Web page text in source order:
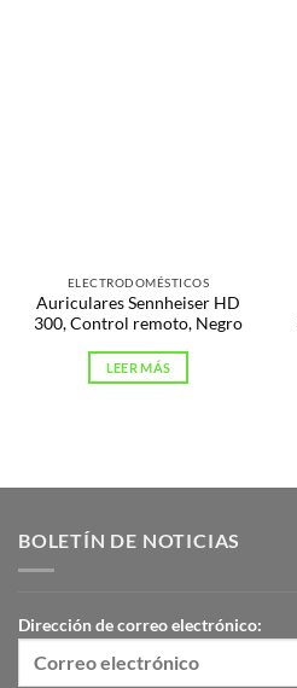
ELECTRODOMÉSTICOS
Auriculares Sennheiser HD
300, Control remoto, Negro
LEER MÁS
BOLETÍN DE NOTICIAS
Dirección de correo electrónico: